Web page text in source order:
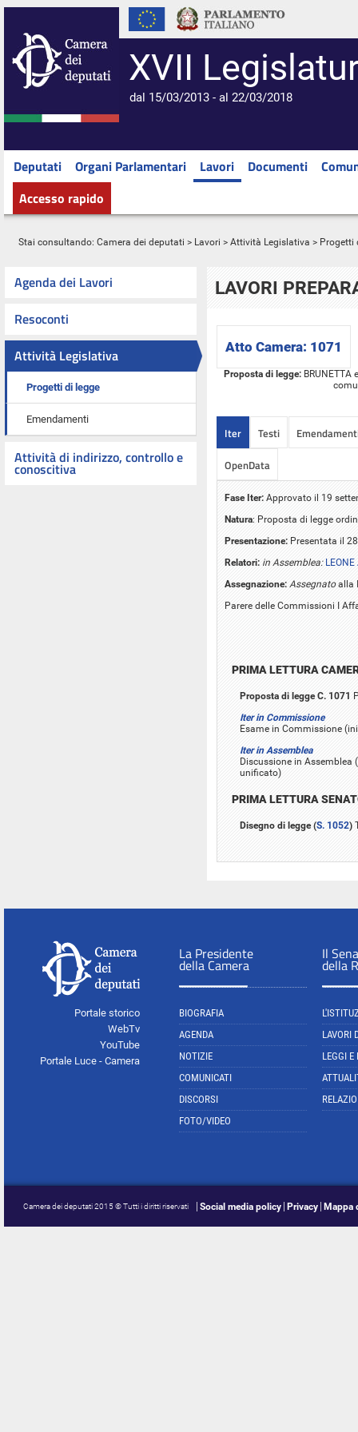
XVII
dal 15/03/2013 - al 22/03/2018
Deputati Organi Parlamentari Lavori Documenti
Accesso rapido
Stai consultando: Camera dei deputati > Lavori > Attività Legislativa > Progetti
Agenda dei Lavori
Resoconti
Attività Legislativa
Progetti di legge
Emendamenti
Attività di indirizzo, controllo e
conoscitiva
LAVORI
Atto Camera: 1071
Proposta di legge:BRUNETTA
Iter Testi
OpenData
Fase Iter: Approvato il 19
Natura: Proposta di legge
Presentazione: Presentata il
Relatori: in Assemblea:
Assegnazione: Assegnatoalla
Parere delle Commissioni I
PRIMA LETTURA
Proposta di legge C. 1071
Iter in Commissione
Esame in Commissione
Iter in Assemblea
Discussione in
unificato)
PRIMA LETTURA
Disegno di legge (S. 1052)
Portale storico
WebTv
YouTube
Portale Luce - Camera
La Presidente
della Camera
BIOGRAFIA
AGENDA
NOTIZIE
COMUNICATI
DISCORSI
FOTO/VIDEO
Il
della
LAVORI
LEGGI E
Camera dei deputati 2015 © Tutti i diritti riservati Social media policy Privacy Mappa